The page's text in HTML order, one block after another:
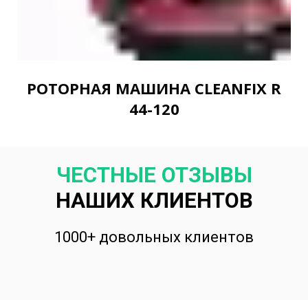
РОТОРНАЯ МАШИНА CLEANFIX R
44-120
ЧЕСТНЫЕ ОТЗЫВЫ
НАШИХ КЛИЕНТОВ
1000+ довольных клиентов